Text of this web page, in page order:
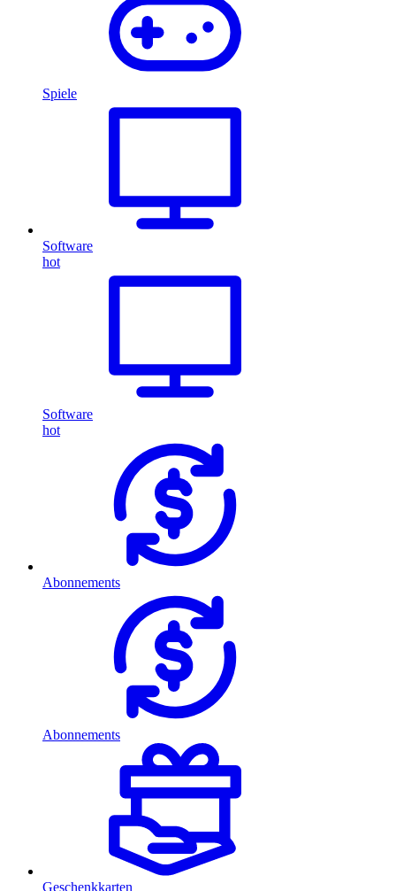
Spiele
Software
hot
Software
hot
Abonnements
Abonnements
Geschenkkarten